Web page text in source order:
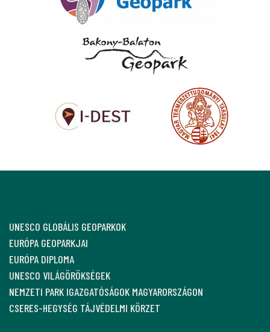
UNESCO GLOBÁLIS GEOPARKOK
EURÓPA GEOPARKJAI
EURÓPA DIPLOMA
UNESCO VILÁGÖRÖKSÉGEK
NEMZETI PARK IGAZGATÓSÁGOK MAGYARORSZÁGON
CSERES-HEGYSÉG TÁJVÉDELMI KÖRZET